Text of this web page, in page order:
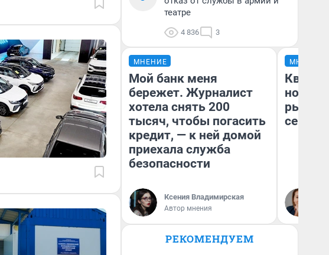
театре
4 836 3
МНЕНИЕ
Мой банк меня
бережет. Журналист
хотела снять 200
тысяч, чтобы погасить
кредит, — к ней домой
приехала служба
безопасности
Ксения Владимирская
Автор мнения
МНЕНИЕ
но
рынок
РЕКОМЕНДУЕМ